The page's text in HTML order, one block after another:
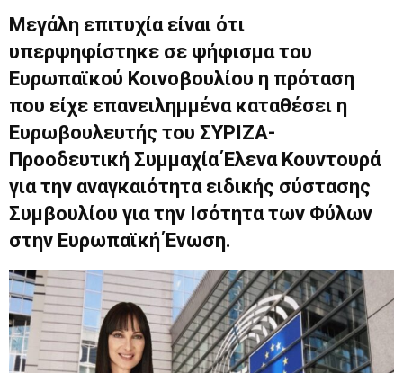
Μεγάλη επιτυχία είναι ότι
υπερψηφίστηκε σε ψήφισμα του
Ευρωπαϊκού Κοινοβουλίου η πρόταση
που είχε επανειλημμένα καταθέσει η
Ευρωβουλευτής του ΣΥΡΙΖΑ-
Προοδευτική Συμμαχία Έλενα Κουντουρά
για την αναγκαιότητα ειδικής σύστασης
Συμβουλίου για την Ισότητα των Φύλων
στην Ευρωπαϊκή Ένωση.